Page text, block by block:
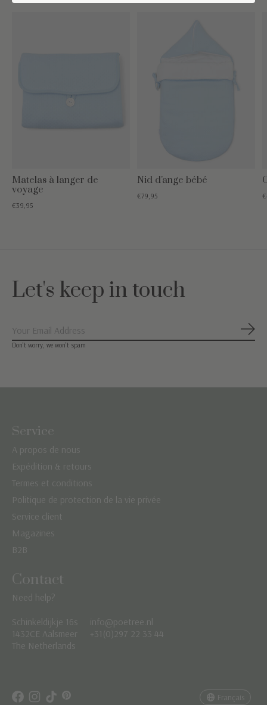
Matelas à langer de
voyage
€39,95
Nid d'ange bébé
€79,95
Let's keep in touch
Don’t worry, we won’t spam
Service
A propos de nous
Expédition & retours
Termes et conditions
Politique de protection de la vie privée
Service client
Magazines
B2B
Contact
Need help?
Schinkeldijkje 16s
1432CE Aalsmeer
The Netherlands
info@poetree.nl
+31(0)297 22 33 44
Français
Nederlands